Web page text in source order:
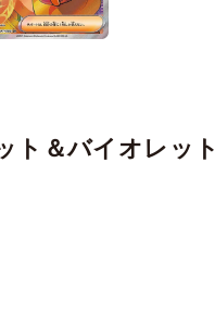
ト＆バイオレット